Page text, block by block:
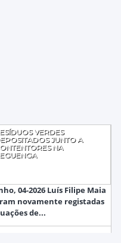
VERDES
JUNTO A
NA
04-2026 Luís Filipe Maia
novamente registadas
de...